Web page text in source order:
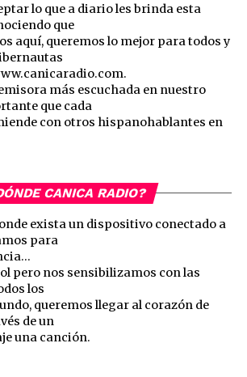
lo que a diario les brinda esta
que
aquí, queremos lo mejor para todos y
más escuchada en nuestro
que cada
con otros hispanohablantes en
CANICA RADIO?
exista un dispositivo conectado a
para
pero nos sensibilizamos con las
los
queremos llegar al corazón de
de un
una canción.